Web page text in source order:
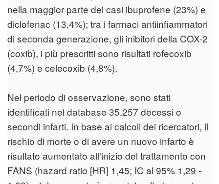
nella maggior parte dei casi ibuprofene (23%) e
diclofenac (13,4%); tra i farmaci antiinfiammatori
di seconda generazione, gli inibitori della COX-2
(coxib), i più prescritti sono risultati rofecoxib
(4,7%) e celecoxib (4,8%).
Nel periodo di osservazione, sono stati
identificati nel database 35.257 decessi o
secondi infarti. In base ai calcoli dei ricercatori, il
rischio di morte o di avere un nuovo infarto è
risultato aumentato all'inizio del trattamento con
FANS (hazard ratio [HR] 1,45; IC al 95% 1,29 -